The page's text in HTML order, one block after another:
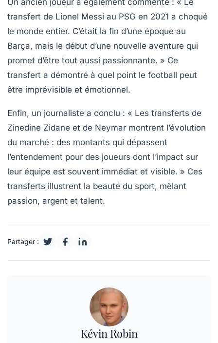
transfert de Lionel Messi au PSG en 2021 a choqué
le monde entier. C’était la fin d’une époque au
Barça, mais le début d’une nouvelle aventure qui
promet d’être tout aussi passionnante. » Ce
transfert a démontré à quel point le football peut
être imprévisible et émotionnel.
Enfin, un journaliste a conclu : « Les transferts de
Zinedine Zidane et de Neymar montrent l’évolution
du marché : des montants qui dépassent
l’entendement pour des joueurs dont l’impact sur
leur équipe est souvent immédiat et visible. » Ces
transferts illustrent la beauté du sport, mêlant
passion, argent et talent.
Partager :
Kévin Robin